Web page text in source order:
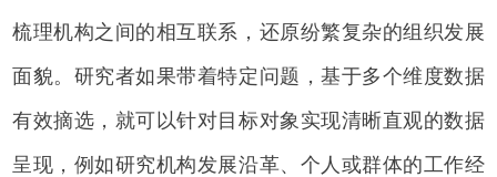
梳理机构之间的相互联系，还原纷繁复杂的组织发展
面貌。研究者如果带着特定问题，基于多个维度数据
有效摘选，就可以针对目标对象实现清晰直观的数据
呈现，例如研究机构发展沿革、个人或群体的工作经